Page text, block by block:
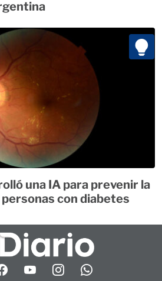
una IA para prevenir la
con diabetes